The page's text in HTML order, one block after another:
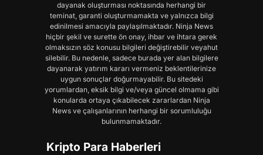
dayanak oluşturması noktasında herhangi bir
teminat, garanti oluşturmamakta ve yalnızca bilgi
edinilmesi amacıyla paylaşılmaktadır. Ninja News
hiçbir şekil ve surette ön onay, ihbar ve ihtara gerek
olmaksızın söz konusu bilgileri değiştirebilir veyahut
silebilir. Bu nedenle, sadece burada yer alan bilgilere
dayanarak yatırım kararı vermeniz beklentilerinize
uygun sonuçlar doğurmayabilir. Bu sitedeki
yorumlardan, eksik bilgi ve/veya güncel olmama gibi
konularda ortaya çıkabilecek zararlardan Ninja
News ve çalışanlarının herhangi bir sorumluluğu
bulunmamaktadır.
Kripto Para Haberleri